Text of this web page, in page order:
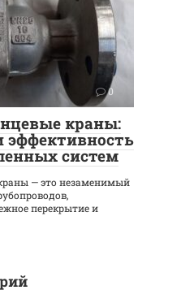
0
краны:
эффективность
систем
— это незаменимый
перекрытие и